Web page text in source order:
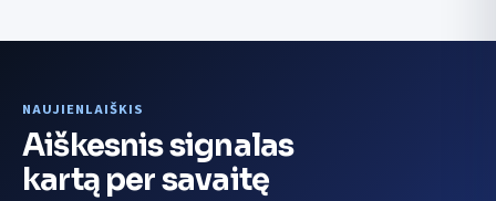
NAUJIENLAIŠKIS
Aiškesnis signalas
kartą per savaitę